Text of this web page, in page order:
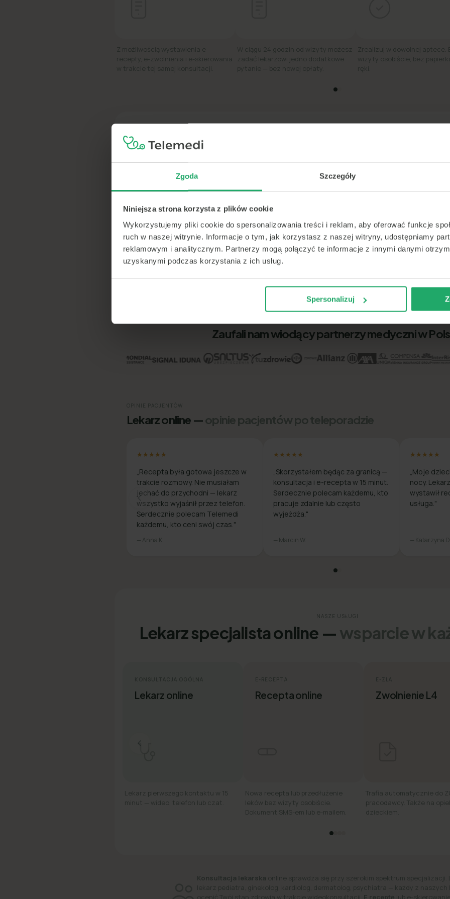
Zgoda Szczegóły
Niniejsza strona korzysta z plików cookie
Wykorzystujemy pliki cookie do spersonalizowania treści i reklam, aby oferować funkcje
ruch w naszej witrynie. Informacje o tym, jak korzystasz z naszej witryny, udostępniamy
reklamowym i analitycznym. Partnerzy mogą połączyć te informacje z innymi danymi
uzyskanymi podczas korzystania z ich usług.
Spersonalizuj
Z możliwością wystawienia e-
recepty, e-zwolnienia i e-skierowania
w trakcie tej samej konsultacji.
W ciągu 24 godzin od wizyty możesz
zadać lekarzowi jedno dodatkowe
pytanie — bez nowej opłaty.
Zrealizuj w dowolnej aptece.
wizyty osobiście, bez
ręki.
Telemedi #1 w szybkiej poradzie lekarskiej online w
600+
lekarzy
<15m
App Store
Google Play
Zaufali nam wiodący partnerzy medyczni w
OPINIE PACJENTÓW
Lekarz online —opinie pacjentów po teleporadzie
★★★★★
„Recepta była gotowa jeszcze w
trakcie rozmowy. Nie musiałam
jechać do przychodni — lekarz
wszystko wyjaśnił przez telefon.
Serdecznie polecam Telemedi
każdemu, kto ceni swój czas."
— Anna K.
★★★★★
„Skorzystałem będąc za granicą —
konsultacja i e-recepta w 15 minut.
Serdecznie polecam każdemu, kto
pracuje zdalnie lub często
wyjeżdża."
— Marcin W.
★★★★★
„Moje
nocy.
wystawił
usługa."
— Katarzyna D.
NASZE USŁUGI
Lekarz specjalista online — wsparcie w
Lekarz online
Lekarz pierwszego kontaktu w 15
minut — wideo, telefon lub czat.
E-RECEPTA
Recepta online
Nowa recepta lub przedłużenie
leków bez wizyty osobiście.
Dokument SMS-em lub e-mailem.
E-ZLA
Zwolnienie L4
Trafia automatycznie do
pracodawcy. Także na
dzieckiem.
Konsultacja lekarska online sprawdza się przy szerokim spektrum specjalizacji.
lekarz pediatra, ginekolog, kardiolog, dermatolog, psychiatra — każdy z naszych
ocenić Twój stan zdrowia w trakcie wideokonsultacji. E receptę lub e-